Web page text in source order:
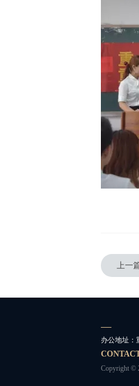
上一
办公地址：
Copyright ©